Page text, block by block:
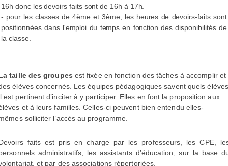
16h donc les devoirs faits sont de 16h à 17h.
- pour les classes de 4ème et 3ème, les heures de devoirs-faits sont
positionnées dans l'emploi du temps en fonction des disponibilités de
la classe.
taille des groupes est fixée en fonction des tâches à accomplir et
élèves concernés. Les équipes pédagogiques savent quels élèves
est pertinent d’inciter à y participer. Elles en font la proposition aux
et à leurs familles. Celles-ci peuvent bien entendu elles-
solliciter l’accès au programme.
faitsest pris en charge par les professeurs, les CPE,
administratifs, les assistants d’éducation, sur la base
et par des associations répertoriées.